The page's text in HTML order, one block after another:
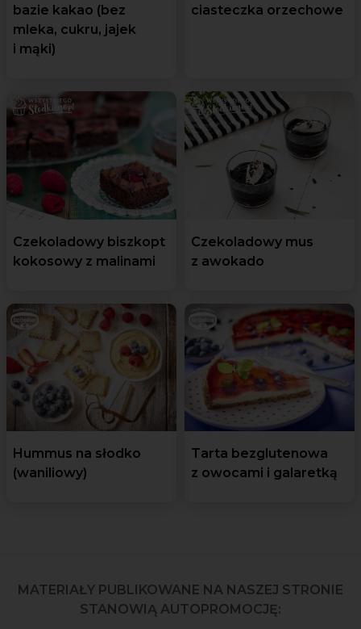
bazie kakao (bez
mleka, cukru, jajek
i mąki)
ciasteczka orzechowe
Czekoladowy biszkopt
kokosowy z malinami
Czekoladowy mus
z awokado
Hummus na słodko
(waniliowy)
Tarta bezglutenowa
z owocami i galaretką
MATERIAŁY PUBLIKOWANE NA NASZEJ STRONIE
STANOWIĄ AUTOPROMOCJĘ: